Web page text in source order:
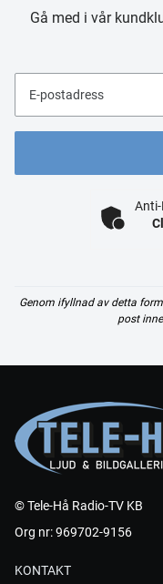
Gå med i vår
E-postadress
Genom ifyllnad av detta
post
© Tele-Hå Radio-TV KB
Org nr: 969702-9156
KONTAKT